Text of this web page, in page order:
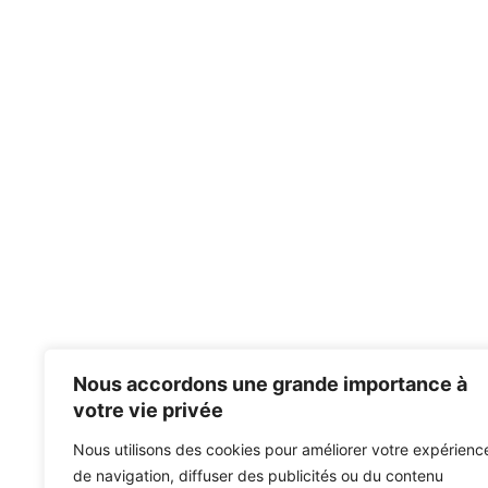
Nous accordons une grande importance à
votre vie privée
Nous utilisons des cookies pour améliorer votre
de navigation, diffuser des publicités ou du contenu